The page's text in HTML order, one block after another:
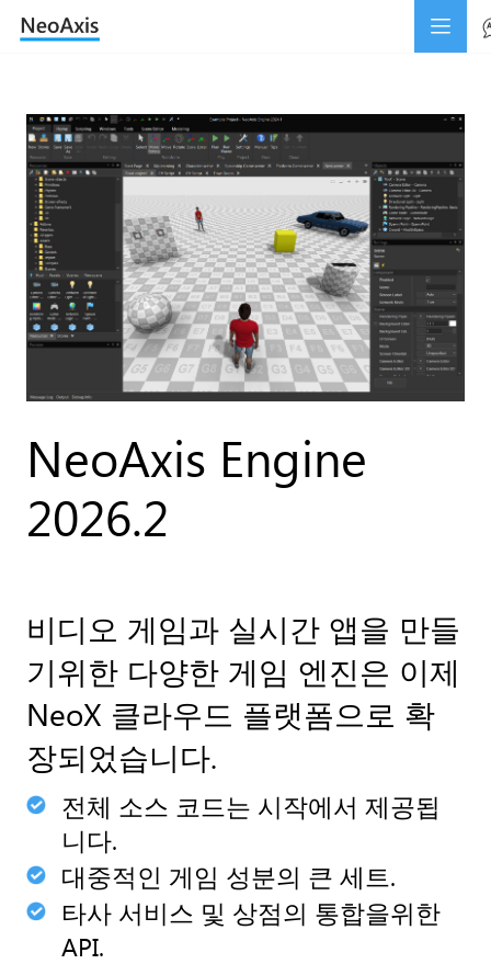
NeoAxis Engine
2026.2
비디오 게임과 실시간 앱을 만들
기위한 다양한 게임 엔진은 이제
NeoX 클라우드 플랫폼으로 확
장되었습니다.
전체 소스 코드는 시작에서 제공됩
니다.
대중적인 게임 성분의 큰 세트.
타사 서비스 및 상점의 통합을위한
API.